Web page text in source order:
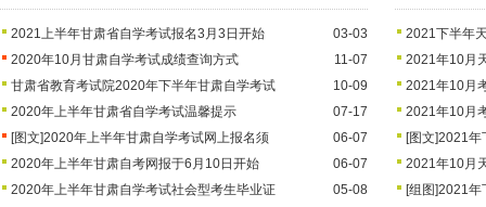
2021上半年甘肃省自学考试报名3月3日开始
03-03
2020年10月甘肃自学考试成绩查询方式
11-07
甘肃省教育考试院2020年下半年甘肃自学考试
10-09
2020年上半年甘肃省自学考试温馨提示
07-17
[图文]2020年上半年甘肃自学考试网上报名须
06-07
2020年上半年甘肃自考网报于6月10日开始
06-07
2020年上半年甘肃自学考试社会型考生毕业证
05-08
2021下半年
2021年10月
2021年10月
2021年10月
[图文]2021年
2021年10月
[组图]2021年